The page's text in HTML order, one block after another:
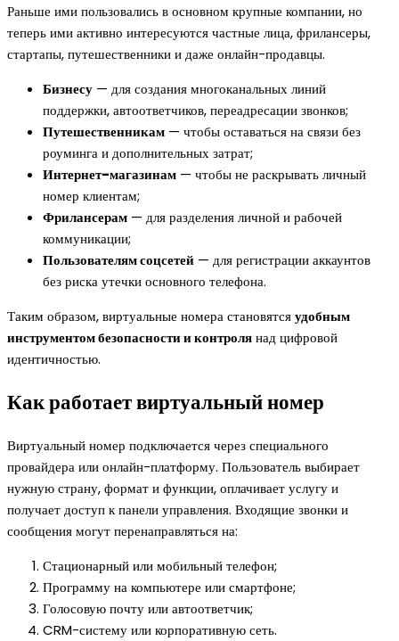
Раньше ими пользовались в основном крупные компании, но
теперь ими активно интересуются частные лица, фрилансеры,
стартапы, путешественники и даже онлайн-продавцы.
Бизнесу — для создания многоканальных линий
поддержки, автоответчиков, переадресации звонков;
Путешественникам — чтобы оставаться на связи без
роуминга и дополнительных затрат;
Интернет-магазинам — чтобы не раскрывать личный
номер клиентам;
Фрилансерам — для разделения личной и рабочей
коммуникации;
Пользователям соцсетей — для регистрации аккаунтов
без риска утечки основного телефона.
Таким образом, виртуальные номера становятсяудобным
инструментом безопасности и контролянад цифровой
идентичностью.
Как работает виртуальный номер
Виртуальный номер подключается через специального
провайдера или онлайн-платформу. Пользователь выбирает
нужную страну, формат и функции, оплачивает услугу и
получает доступ к панели управления. Входящие звонки и
сообщения могут перенаправляться на:
Стационарный или мобильный телефон;
Программу на компьютере или смартфоне;
Голосовую почту или автоответчик;
CRM-систему или корпоративную сеть.